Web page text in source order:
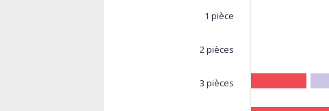
1 pièce
2 pièces
3 pièces